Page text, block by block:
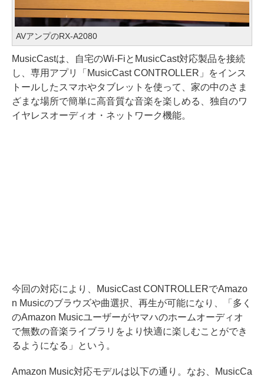
AVアンプのRX-A2080
MusicCastは、自宅のWi-FiとMusicCast対応製品を接続
し、専用アプリ「MusicCast CONTROLLER」をインス
トールしたスマホやタブレットを使って、家の中のさま
ざまな場所で簡単に高音質な音楽を楽しめる、独自のワ
イヤレスオーディオ・ネットワーク機能。
今回の対応により、MusicCast CONTROLLERでAmazo
n Musicのブラウズや曲選択、再生が可能になり、「多く
のAmazon Musicユーザーがヤマハのホームオーディオ
で無数の音楽ライブラリをより快適に楽しむことができ
るようになる」という。
Amazon Music対応モデルは以下の通り。なお、MusicCa